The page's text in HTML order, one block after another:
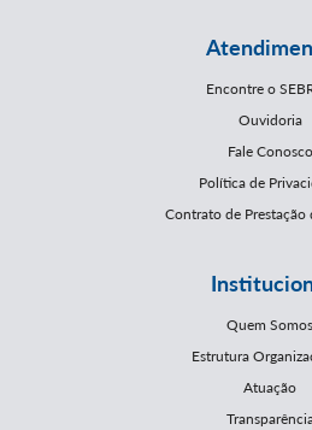
Encontre o
Ouvidoria
Fale Conosco
Política de
Contrato de Prestação
Quem Somos
Estrutura
Atuação